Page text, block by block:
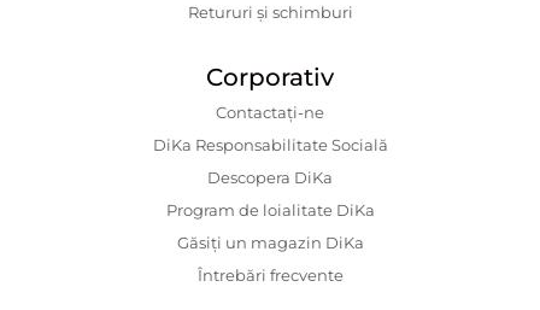
Retururi și schimburi
Corporativ
Contactaţi-ne
DiKa Responsabilitate Socială
Descopera DiKa
Program de loialitate DiKa
Găsiți un magazin DiKa
Întrebări frecvente